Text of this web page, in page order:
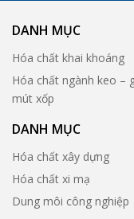
DANH MỤC
Hóa chất khai khoáng
Hóa chất ngành keo –
mút xốp
DANH MỤC
Hóa chất xây dựng
Hóa chất xi mạ
Dung môi công nghiệp